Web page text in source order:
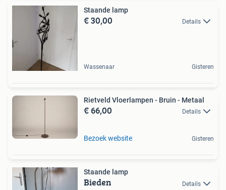
Staande lamp
€ 30,00 Details
Wassenaar Gisteren
Rietveld Vloerlampen - Bruin - Metaal
€ 66,00 Details
Bezoek website Gisteren
Staande lamp
Bieden Details